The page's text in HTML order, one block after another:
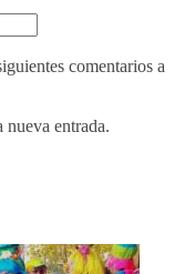
comentarios a
entrada.